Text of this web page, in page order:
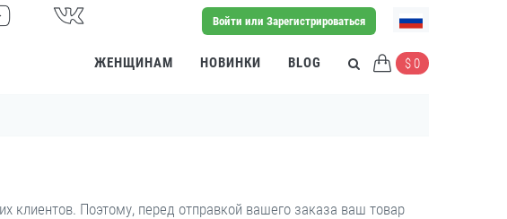
Войти или Зарегистрироваться
ЖЕНЩИНАМ НОВИНКИ BLOG $ 0
клиентов. Поэтому, перед отправкой вашего заказа ваш товар